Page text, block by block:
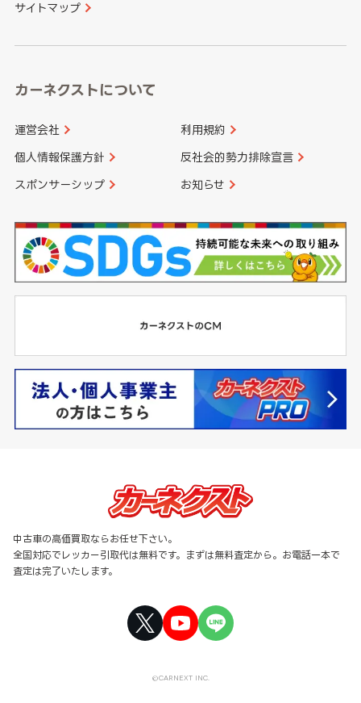
サイトマップ
カーネクストについて
運営会社 利用規約
個人情報保護方針 反社会的勢力排除宣言
スポンサーシップ お知らせ
中古車の高価買取ならお任せ下さい。
全国対応でレッカー引取代は無料です。まずは無料査定から。お電話一本で
査定は完了いたします。
©CARNEXT INC.